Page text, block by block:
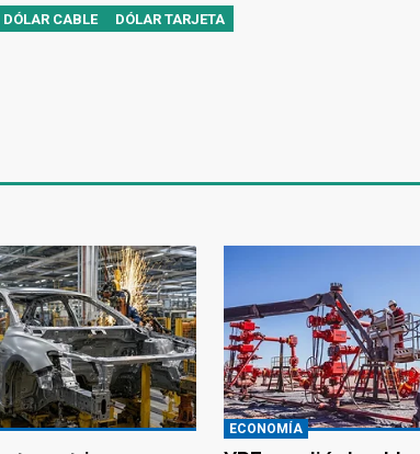
DÓLAR CABLE DÓLAR TARJETA
ECONOMÍA